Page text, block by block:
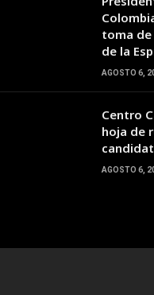
toma de
de la
AGOSTO 6,
Centro
hoja de
AGOSTO 6,